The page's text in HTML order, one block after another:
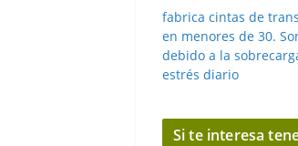
fabrica cintas de
en menores de 30.
debido a la
estrés diario
Si te interesa